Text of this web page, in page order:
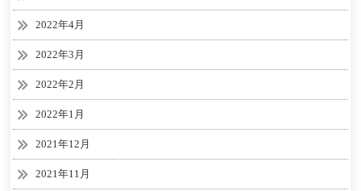
2022年4月
2022年3月
2022年2月
2022年1月
2021年12月
2021年11月